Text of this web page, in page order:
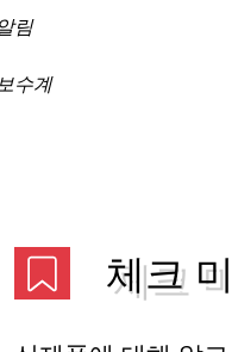
림
수계
체크